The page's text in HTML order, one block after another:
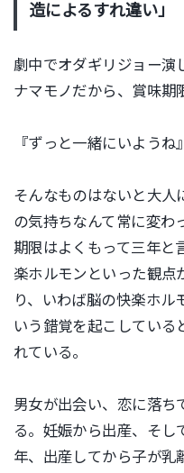
造によるすれ違い」
劇中でオダギリジョー演
ナマモノだから、賞味期
『ずっと一緒にいようね』
そんなものはないと大人
の気持ちなんて常に変わ
期限はよくもって三年と
楽ホルモンといった観点
り、いわば脳の快楽ホル
いう錯覚を起こしている
れている。
男女が出会い、恋に落ち
る。妊娠から出産、そし
年、出産してから子が乳